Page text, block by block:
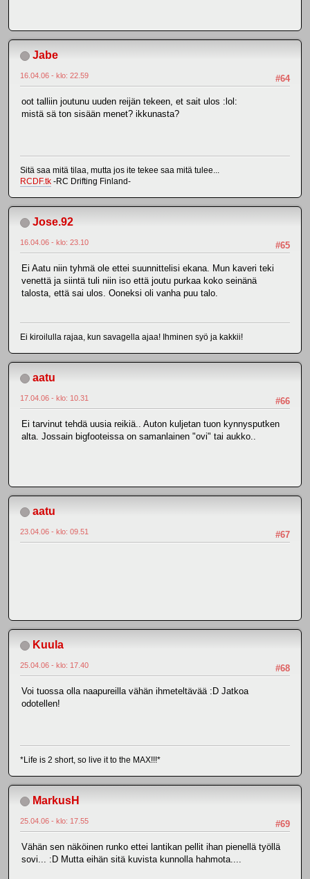
Jabe
#64
16.04.06 - klo: 22.59
oot talliin joutunu uuden reijän tekeen, et sait ulos :lol:
mistä sä ton sisään menet? ikkunasta?
Sitä saa mitä tilaa, mutta jos ite tekee saa mitä tulee...
RCDF.tk -RC Drifting Finland-
Jose.92
#65
16.04.06 - klo: 23.10
Ei Aatu niin tyhmä ole ettei suunnittelisi ekana. Mun kaveri teki
venettä ja siintä tuli niin iso että joutu purkaa koko seinänä
talosta, että sai ulos. Ooneksi oli vanha puu talo.
Ei kiroilulla rajaa, kun savagella ajaa! Ihminen syö ja kakkii!
aatu
#66
17.04.06 - klo: 10.31
Ei tarvinut tehdä uusia reikiä.. Auton kuljetan tuon kynnysputken
alta. Jossain bigfooteissa on samanlainen "ovi" tai aukko..
aatu
#67
23.04.06 - klo: 09.51
Kuula
#68
25.04.06 - klo: 17.40
Voi tuossa olla naapureilla vähän ihmeteltävää :D Jatkoa
odotellen!
*Life is 2 short, so live it to the MAX!!!*
MarkusH
#69
25.04.06 - klo: 17.55
Vähän sen näköinen runko ettei lantikan pellit ihan pienellä työllä
sovi... :D Mutta eihän sitä kuvista kunnolla hahmota....